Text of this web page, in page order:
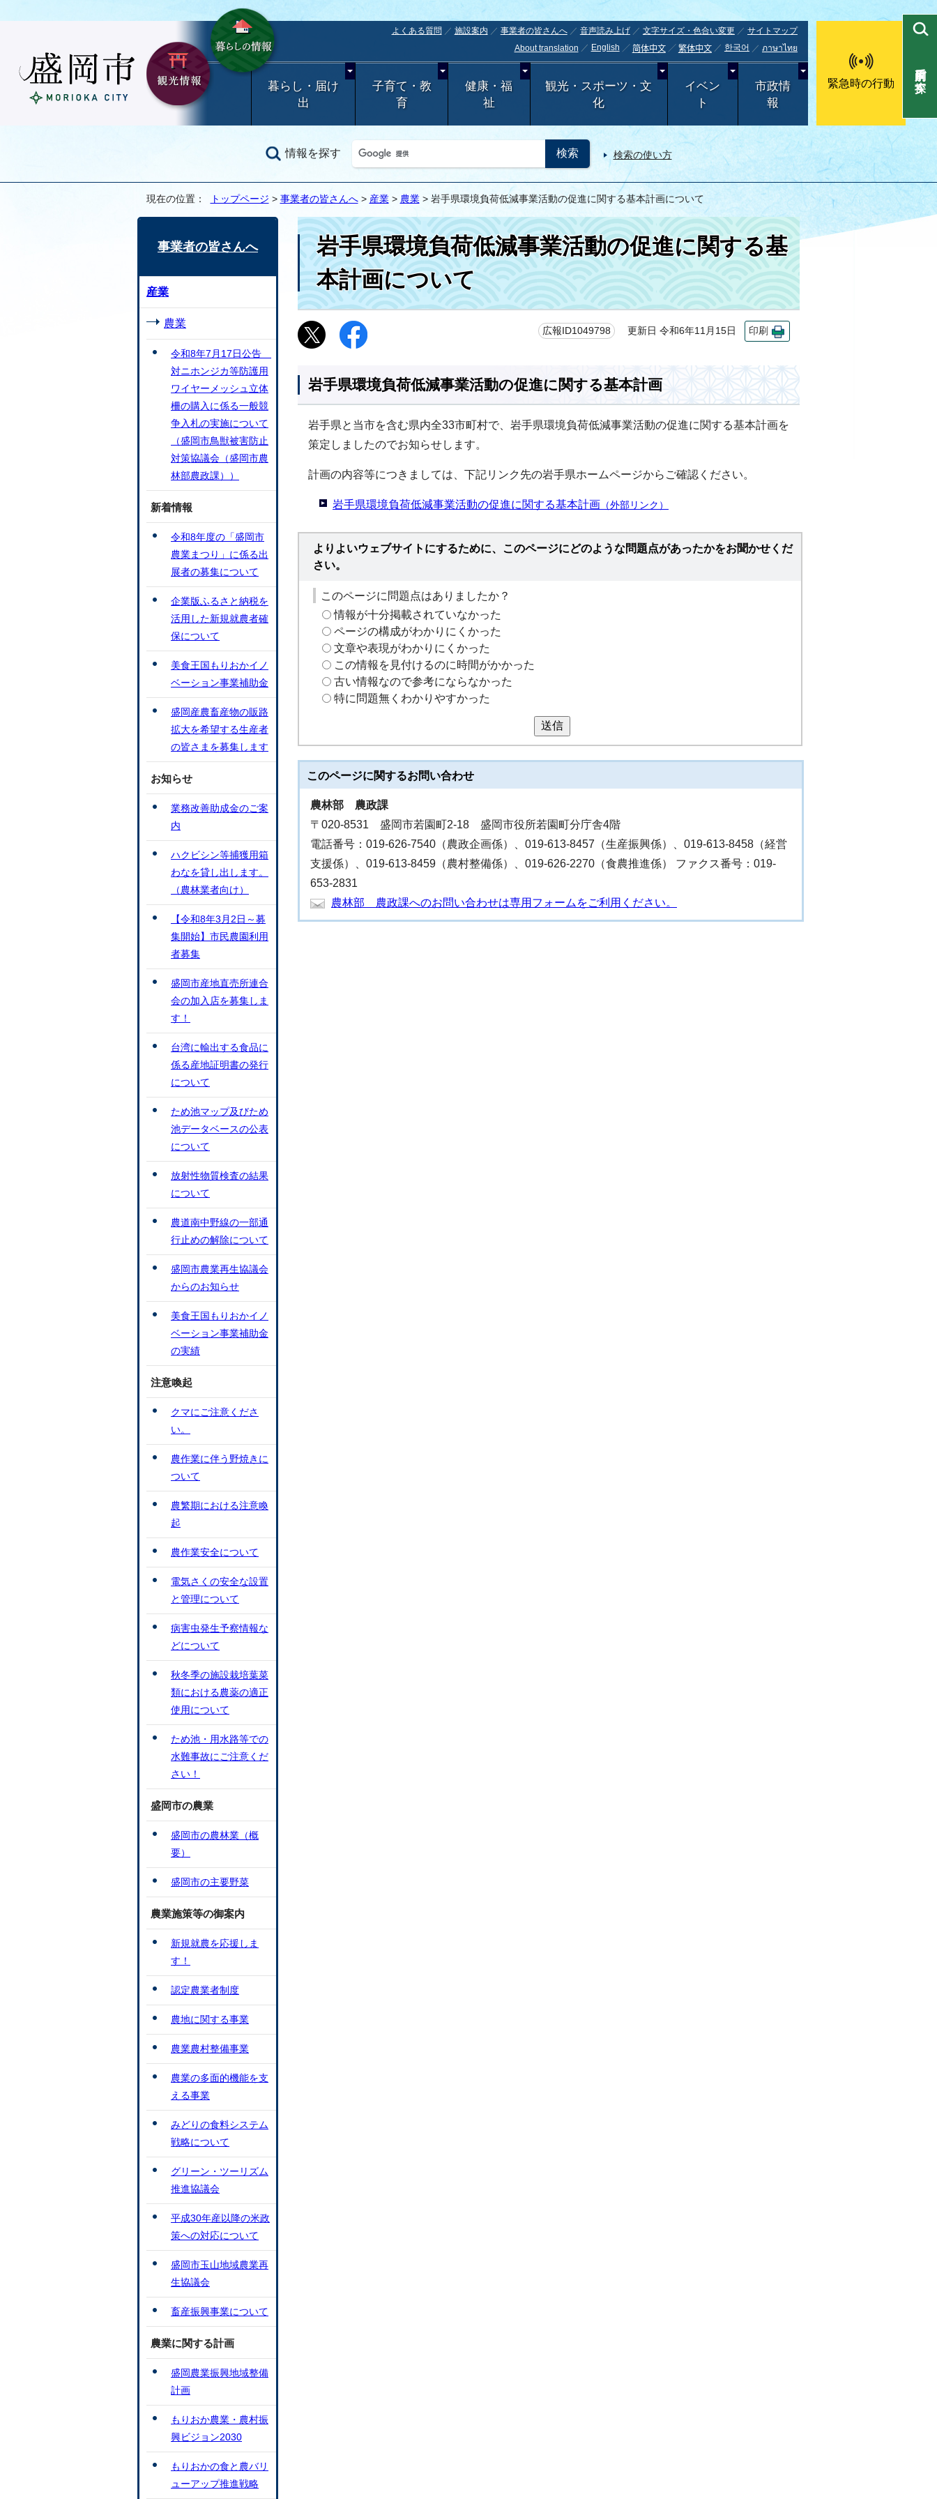
よくある質問 施設案内 事業者の皆さんへ 音声読み上げ 文字サイズ・色合い変更
サイトマップ
About translation
English 简体中文 繁体中文 한국어 ภาษาไทย
暮らし・届け
出
子育て・教
育
健康・福
祉
観光・スポーツ・文
化
イベン
ト
市政情
報
緊急時の行動
情報を探す 検索の使い方
目的別で探す
現在の位置： トップページ > 事業者の皆さんへ> 産業> 農業> 岩手県環境負荷低減事業活動の促進に関する基本計画について
岩手県環境負荷低減事業活動の促進に関する基
本計画について
広報ID1049798 更新日 令和6年11月15日 印刷
岩手県環境負荷低減事業活動の促進に関する基本計画
岩手県と当市を含む県内全33市町村で、岩手県環境負荷低減事業活動の促進に関する基本計画を
策定しましたのでお知らせします。
計画の内容等につきましては、下記リンク先の岩手県ホームページからご確認ください。
岩手県環境負荷低減事業活動の促進に関する基本計画 （外部リンク）
よりよいウェブサイトにするために、このページにどのような問題点があったかをお聞かせくだ
さい。
このページに問題点はありましたか？
情報が十分掲載されていなかった
ページの構成がわかりにくかった
文章や表現がわかりにくかった
この情報を見付けるのに時間がかかった
古い情報なので参考にならなかった
特に問題無くわかりやすかった
送信
このページに関するお問い合わせ
農林部 農政課
〒020-8531 盛岡市若園町2-18 盛岡市役所若園町分庁舎4階
電話番号：019-626-7540（農政企画係）、019-613-8457（生産振興係）、019-613-8458（経営
支援係）、019-613-8459（農村整備係）、019-626-2270（食農推進係） ファクス番号：019-
653-2831
農林部 農政課へのお問い合わせは専用フォームをご利用ください。
事業者の皆さんへ
産業
農業
令和8年7月17日公告
対ニホンジカ等防護用
ワイヤーメッシュ立体
柵の購入に係る一般競
争入札の実施について
（盛岡市鳥獣被害防止
対策協議会（盛岡市農
林部農政課））
新着情報
令和8年度の「盛岡市
農業まつり」に係る出
展者の募集について
企業版ふるさと納税を
活用した新規就農者確
保について
美食王国もりおかイノ
ベーション事業補助金
盛岡産農畜産物の販路
拡大を希望する生産者
の皆さまを募集します
お知らせ
業務改善助成金のご案
内
ハクビシン等捕獲用箱
わなを貸し出します。
（農林業者向け）
【令和8年3月2日～募
集開始】市民農園利用
者募集
盛岡市産地直売所連合
会の加入店を募集しま
す！
台湾に輸出する食品に
係る産地証明書の発行
について
ため池マップ及びため
池データベースの公表
について
放射性物質検査の結果
について
農道南中野線の一部通
行止めの解除について
盛岡市農業再生協議会
からのお知らせ
美食王国もりおかイノ
ベーション事業補助金
の実績
注意喚起
クマにご注意くださ
い。
農作業に伴う野焼きに
ついて
農繁期における注意喚
起
農作業安全について
電気さくの安全な設置
と管理について
病害虫発生予察情報な
どについて
秋冬季の施設栽培葉菜
類における農薬の適正
使用について
ため池・用水路等での
水難事故にご注意くだ
さい！
盛岡市の農業
盛岡市の農林業（概
要）
盛岡市の主要野菜
農業施策等の御案内
新規就農を応援しま
す！
認定農業者制度
農地に関する事業
農業農村整備事業
農業の多面的機能を支
える事業
みどりの食料システム
戦略について
グリーン・ツーリズム
推進協議会
平成30年産以降の米政
策への対応について
盛岡市玉山地域農業再
生協議会
畜産振興事業について
農業に関する計画
盛岡農業振興地域整備
計画
もりおか農業・農村振
興ビジョン2030
もりおかの食と農バリ
ューアップ推進戦略